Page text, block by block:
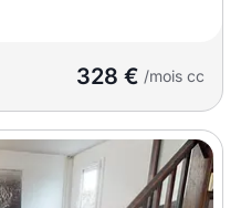
328 € /mois cc